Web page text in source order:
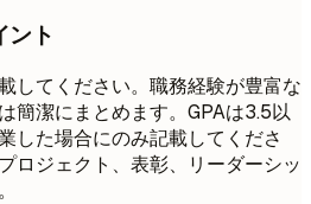
ント
してください。職務経験が豊富な
簡潔にまとめます。GPAは3.5以
した場合にのみ記載してくださ
ロジェクト、表彰、リーダーシッ